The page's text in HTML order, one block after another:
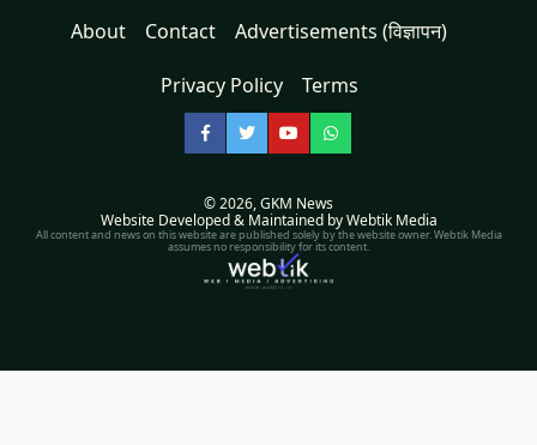
About Contact Advertisements (विज्ञापन)
Privacy Policy Terms
Facebook
TwitterYouTubeWhatsApp
© 2026,GKM News
Website Developed & Maintained by Webtik Media
All content and news on this website are published solely by the website owner. Webtik Media
assumes no responsibility for its content.